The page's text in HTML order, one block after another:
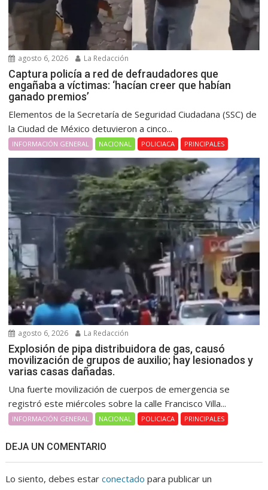
agosto 6, 2026 La Redacción
Captura policía a red de defraudadores que
engañaba a víctimas: ‘hacían creer que habían
ganado premios’
Elementos de la Secretaría de Seguridad Ciudadana (SSC) de
la Ciudad de México detuvieron a cinco...
INFORMACIÓN GENERAL NACIONAL POLICIACA PRINCIPALES
agosto 6, 2026 La Redacción
Explosión de pipa distribuidora de gas, causó
movilización de grupos de auxilio; hay lesionados y
varias casas dañadas.
Una fuerte movilización de cuerpos de emergencia se
registró este miércoles sobre la calle Francisco Villa...
INFORMACIÓN GENERAL NACIONAL POLICIACA PRINCIPALES
DEJA UN COMENTARIO
Lo siento, debes estarconectado para publicar un